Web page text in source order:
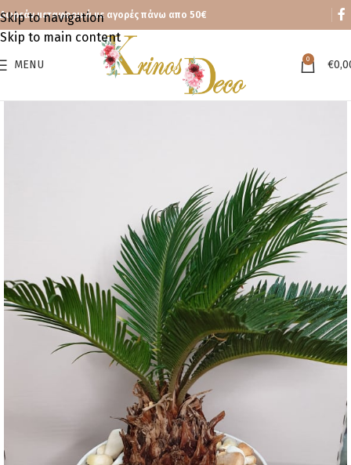
Skip to navigation
Skip to main content
Δωρεάν μεταφορικά με αγορές πάνω απο 50€
MENU 0 €